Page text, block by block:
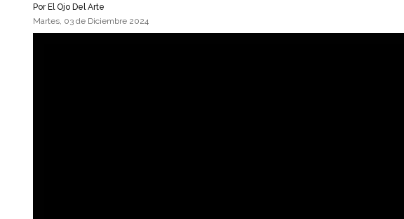
PorEl Ojo Del Arte
Martes, 03 de Diciembre 2024